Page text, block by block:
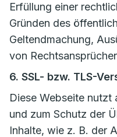
Erfüllung einer
Gründen des
Geltendmachung,
von
6. SSL- bzw. TLS-
Diese Webseite nutzt
und zum Schutz der
Inhalte, wie z. B. der